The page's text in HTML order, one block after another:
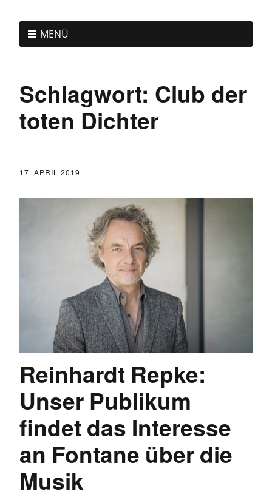
MENÜ
Schlagwort: Club der
toten Dichter
17. APRIL 2019
Reinhardt Repke:
Unser Publikum
findet das Interesse
an Fontane über die
Musik